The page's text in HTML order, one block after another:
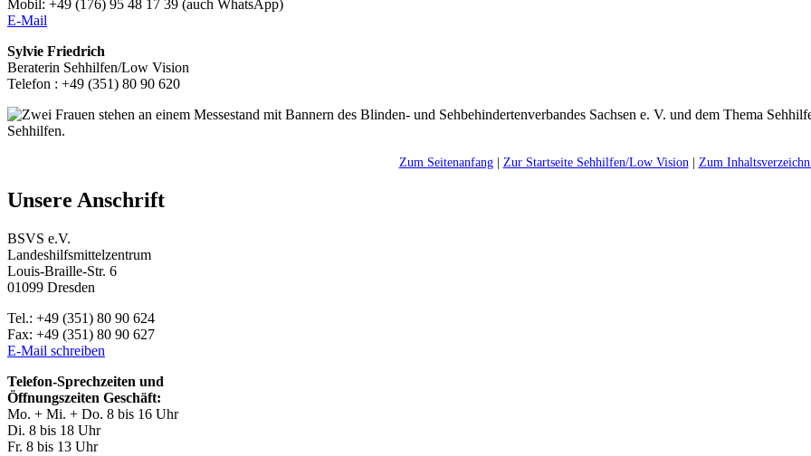
Mobil: +49 (176) 95 48 17 39 (auch WhatsApp)
E-Mail
Sylvie Friedrich
Beraterin Sehhilfen/Low Vision
Telefon : +49 (351) 80 90 620
Zum Seitenanfang| Zur Startseite Sehhilfen/Low Vision| Zum
Unsere Anschrift
BSVS e.V.
Landeshilfsmittelzentrum
Louis-Braille-Str. 6
01099 Dresden
Tel.: +49 (351) 80 90 624
Fax: +49 (351) 80 90 627
E-Mail schreiben
Telefon-Sprechzeiten und
Öffnungszeiten Geschäft:
Mo. + Mi. + Do. 8 bis 16 Uhr
Di. 8 bis 18 Uhr
Fr. 8 bis 13 Uhr